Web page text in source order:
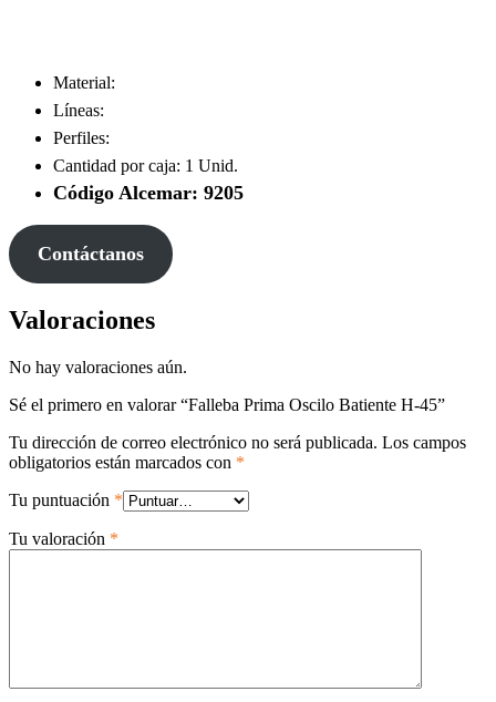
Material:
Líneas:
Perfiles:
Cantidad por caja: 1 Unid.
Código Alcemar: 9205
Contáctanos
Valoraciones
No hay valoraciones aún.
Sé el primero en valorar “Falleba Prima Oscilo Batiente H-45”
Tu dirección de correo electrónico no será publicada. Los campos
obligatorios están marcados con *
Tu puntuación *
Tu valoración *